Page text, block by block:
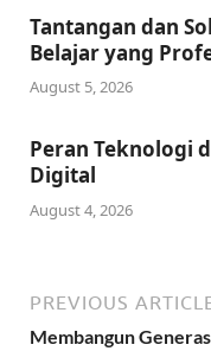
Tantangan dan
Belajar yang
August 5, 2026
Peran Teknologi
Digital
August 4, 2026
PREVIOUS
Membangun